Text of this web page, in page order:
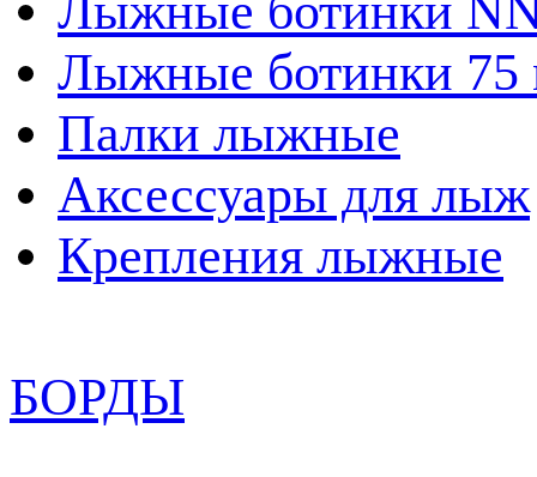
Лыжные ботинки
Палки лыжные
Аксессуары для лыж
Крепления лыжные
БОРДЫ